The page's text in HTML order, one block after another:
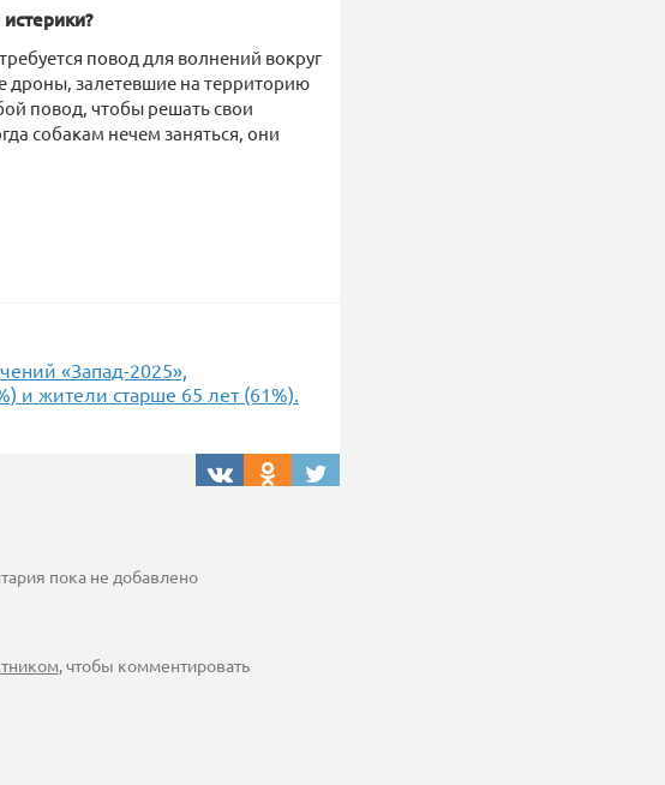
повод для волнений вокруг
дроны, залетевшие на территорию
повод, чтобы решать свои
собакам нечем заняться, они
«Запад-2025»,
и жители старше 65 лет (61%).
пока не добавлено
, чтобы комментировать